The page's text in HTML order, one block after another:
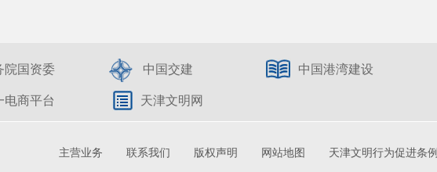
院国资委 中国交建 中国港湾建设
电商平台 天津文明网
主营业务 联系我们 版权声明 网站地图 天津文明行为促进条例